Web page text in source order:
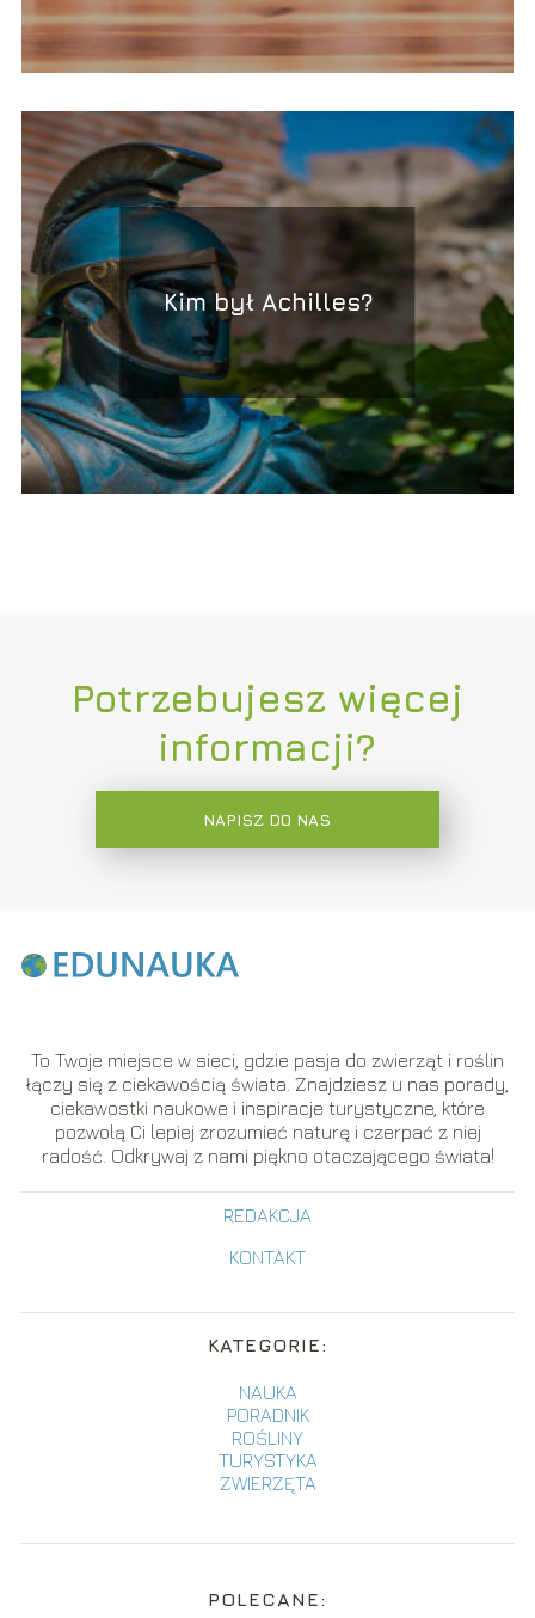
Kim był Achilles?
Potrzebujesz więcej
informacji?
NAPISZ DO NAS
To Twoje miejsce w sieci, gdzie pasja do zwierząt i roślin
łączy się z ciekawością świata. Znajdziesz u nas porady,
ciekawostki naukowe i inspiracje turystyczne, które
pozwolą Ci lepiej zrozumieć naturę i czerpać z niej
radość. Odkrywaj z nami piękno otaczającego świata!
REDAKCJA
KONTAKT
KATEGORIE:
NAUKA
PORADNIK
ROŚLINY
TURYSTYKA
ZWIERZĘTA
POLECANE: